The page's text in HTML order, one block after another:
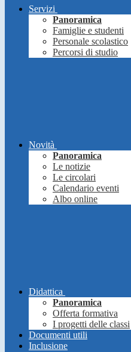
Servizi
Panoramica
Famiglie e studenti
Personale scolastico
Percorsi di studio
Novità
Panoramica
Le notizie
Le circolari
Calendario eventi
Albo online
Didattica
Panoramica
Offerta formativa
I progetti delle classi
Documenti utili
Inclusione